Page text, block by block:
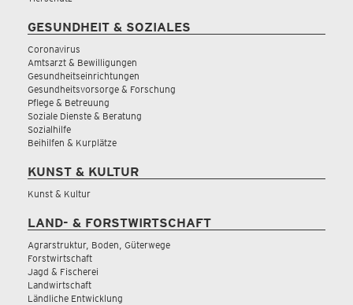
GESUNDHEIT & SOZIALES
Coronavirus
Amtsarzt & Bewilligungen
Gesundheitseinrichtungen
Gesundheitsvorsorge & Forschung
Pflege & Betreuung
Soziale Dienste & Beratung
Sozialhilfe
Beihilfen & Kurplätze
KUNST & KULTUR
Kunst & Kultur
LAND- & FORSTWIRTSCHAFT
Agrarstruktur, Boden, Güterwege
Forstwirtschaft
Jagd & Fischerei
Landwirtschaft
Ländliche Entwicklung